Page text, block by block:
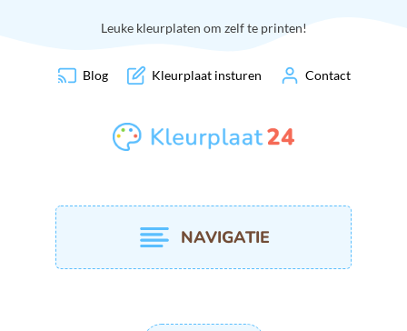
Leuke kleurplaten om zelf te printen!
Blog Kleurplaat insturen Contact
NAVIGATIE